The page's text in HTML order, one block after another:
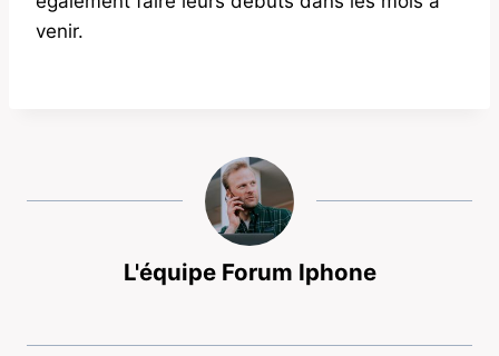
venir.
L'équipe Forum Iphone